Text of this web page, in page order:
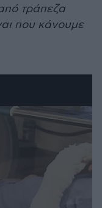
τράπεζα
που κάνουμε